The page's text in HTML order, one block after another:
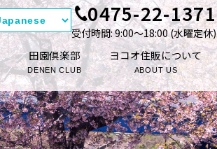
0475-22-1371
受付時間: 9:00〜18:00 (⽔曜定休)
田園倶楽部
DENEN CLUB
ヨコオ住販について
ABOUT US